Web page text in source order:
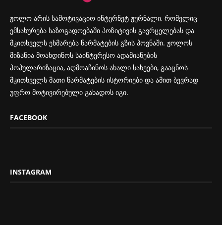
ჟოლო არის სამოტივაციო ინტერნეტ ჟურნალი, რომელიც
ემსახურება საზოგადოებაში პოზიტივის გავრცელებას და
მკითხველს ეხმარება წარმატების გზის პოვნაში. ჟოლოს
მიზანია მოახდინოს საინტერესო ადამიანების
პოპულარიზაცია, აღმოაჩინოს ახალი სახეები, გააცნოს
მკითხველს მათი წარმატების ისტორიები და ამით ბევრად
უფრო მოტივირებული გახადოს იგი.
FACEBOOK
INSTAGRAM